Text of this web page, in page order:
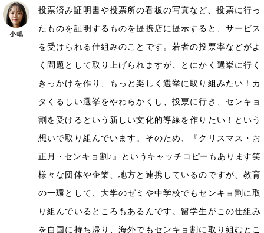
投票済み証明書や投票所の看板の写真など、投票に行っ
たものを証明するものを提携店に提示すると、サービス
を受けられる仕組みのことです。若者の投票率などがよ
く問題として取り上げられますが、とにかく選挙に行く
きっかけを作り、もっと楽しく選挙に取り組みたい！カ
タくるしい選挙をやわらかくし、投票に行き、センキョ
割を受けるという新しい文化的導線を作りたい！という
想いで取り組んでいます。そのため、『クリスマス・お
正月・センキョ割♪』というキャッチコピーもあります笑
様々な団体や企業、地方と連携しているのですが、教育
の一環として、大学のゼミや中学校でもセンキョ割に取
り組んでいるところもあるんです。留学生がこの仕組み
を自国に持ち帰り、海外でもセンキョ割に取り組むとこ